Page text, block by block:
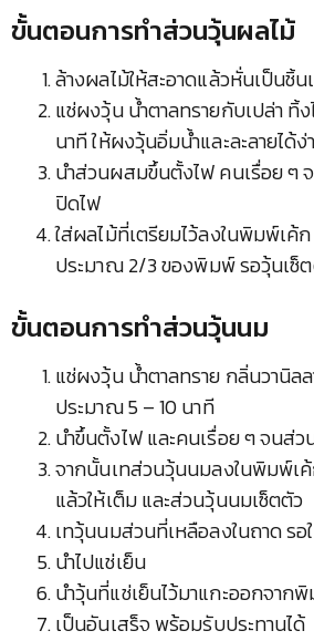
ขั้นตอนการทำส่วนวุ้นผลไม้
ล้างผลไม้ให้สะอาดแล้วหั่นเป็นชิ้น
แช่ผงวุ้น น้ำตาลทรายกับเปล่า ทิ้
นาที ให้ผงวุ้นอิ่มน้ำและละลายได้ง่
นำส่วนผสมขึ้นตั้งไฟ คนเรื่อย ๆ
ปิดไฟ
ใส่ผลไม้ที่เตรียมไว้ลงในพิมพ์เค้
ประมาณ 2/3 ของพิมพ์ รอวุ้นเซ็
ขั้นตอนการทำส่วนวุ้นนม
แช่ผงวุ้น น้ำตาลทราย กลิ่นวานิ
ประมาณ 5 – 10 นาที
นำขึ้นตั้งไฟ และคนเรื่อย ๆ จนส่
จากนั้นเทส่วนวุ้นนมลงในพิมพ์เ
แล้วให้เต็ม และส่วนวุ้นนมเซ็ตตัว
เทวุ้นนมส่วนที่เหลือลงในถาด ร
นำไปแช่เย็น
นำวุ้นที่แช่เย็นไว้มาแกะออกจาก
เป็นอันเสร็จ พร้อมรับประทานได้